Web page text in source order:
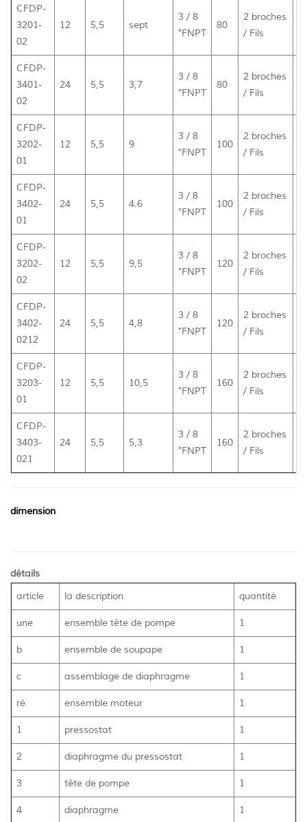
CFDP-
3201-
02
12 5,5 sept
3 / 8
"FNPT
80
2 broches
/ Fils
CFDP-
3401-
02
24 5,5 3,7
3 / 8
"FNPT
80
2 broches
/ Fils
CFDP-
3202-
01
12 5,5 9
3 / 8
"FNPT
100
2 broches
/ Fils
CFDP-
3402-
01
24 5,5 4.6
3 / 8
"FNPT
100
2 broches
/ Fils
CFDP-
3202-
02
12 5,5 9,5
3 / 8
"FNPT
120
2 broches
/ Fils
CFDP-
3402-
0212
24 5,5 4,8
3 / 8
"FNPT
120
2 broches
/ Fils
CFDP-
3203-
01
12 5,5 10,5
3 / 8
"FNPT
160
2 broches
/ Fils
CFDP-
3403-
021
24 5,5 5,3
3 / 8
"FNPT
160
2 broches
/ Fils
dimension
détails
article
la description quantité
une ensemble tête de pompe 1
b ensemble de soupape 1
c assemblage de diaphragme 1
ré ensemble moteur 1
1 pressostat 1
2 diaphragme du pressostat 1
3 tête de pompe 1
4 diaphragme 1